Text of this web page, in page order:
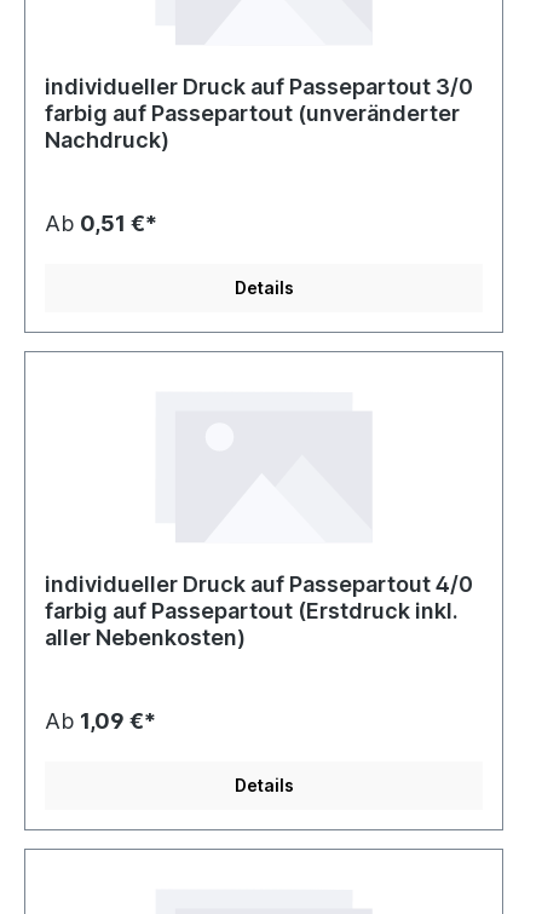
individueller Druck auf Passepartout 3/0
farbig auf Passepartout (unveränderter
Nachdruck)
Ab 0,51 €*
Details
individueller Druck auf Passepartout 4/0
farbig auf Passepartout (Erstdruck inkl.
aller Nebenkosten)
Ab 1,09 €*
Details